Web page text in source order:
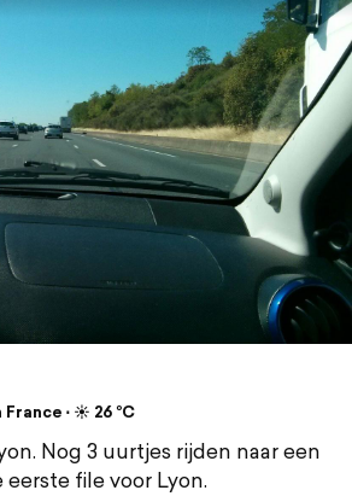
⋅ ☀️ 26 °C
Nog 3 uurtjes rijden naar een
file voor Lyon.